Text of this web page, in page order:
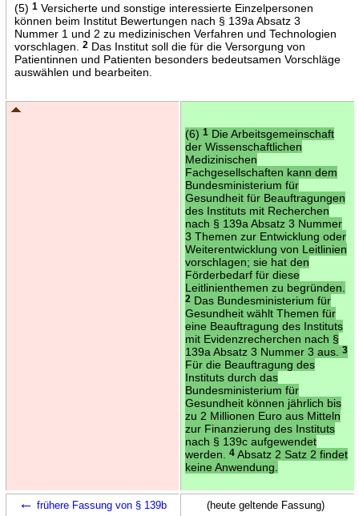
(5) 1Versicherte und sonstige interessierte Einzelpersonen
können beim Institut Bewertungen nach § 139a Absatz 3
Nummer 1 und 2 zu medizinischen Verfahren und Technologien
vorschlagen.
2Das Institut soll die für die Versorgung von
Patientinnen und Patienten besonders bedeutsamen Vorschläge
auswählen und bearbeiten.
(6) 1Die Arbeitsgemeinschaft
der Wissenschaftlichen
Medizinischen
Fachgesellschaften kann dem
Bundesministerium für
Gesundheit für Beauftragungen
des Instituts mit Recherchen
nach § 139a Absatz 3 Nummer
3 Themen zur Entwicklung oder
Weiterentwicklung von Leitlinien
vorschlagen; sie hat den
Förderbedarf für diese
Leitlinienthemen zu begründen.
2Das Bundesministerium für
Gesundheit wählt Themen für
eine Beauftragung des Instituts
mit Evidenzrecherchen nach §
139a Absatz 3 Nummer 3 aus.
3
Für die Beauftragung des
Instituts durch das
Bundesministerium für
Gesundheit können jährlich bis
zu 2 Millionen Euro aus Mitteln
zur Finanzierung des Instituts
nach § 139c aufgewendet
werden.
4Absatz 2 Satz 2 findet
keine Anwendung.
← frühere Fassung von § 139b (heute geltende Fassung)